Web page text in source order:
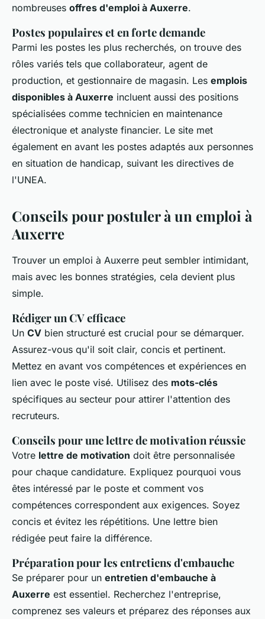
nombreuses offres d'emploi à Auxerre.
Postes populaires et en forte demande
Parmi les postes les plus recherchés, on trouve des
rôles variés tels que collaborateur, agent de
production, et gestionnaire de magasin. Les emplois
disponibles à Auxerre incluent aussi des positions
spécialisées comme technicien en maintenance
électronique et analyste financier. Le site met
également en avant les postes adaptés aux personnes
en situation de handicap, suivant les directives de
l'UNEA.
Conseils pour postuler à un emploi à
Auxerre
Trouver un emploi à Auxerre peut sembler intimidant,
mais avec les bonnes stratégies, cela devient plus
simple.
Rédiger un CV efficace
Un CV bien structuré est crucial pour se démarquer.
Assurez-vous qu'il soit clair, concis et pertinent.
Mettez en avant vos compétences et expériences en
lien avec le poste visé. Utilisez des mots-clés
spécifiques au secteur pour attirer l'attention des
recruteurs.
Conseils pour une lettre de motivation réussie
Votre lettre de motivation doit être personnalisée
pour chaque candidature. Expliquez pourquoi vous
êtes intéressé par le poste et comment vos
compétences correspondent aux exigences. Soyez
concis et évitez les répétitions. Une lettre bien
rédigée peut faire la différence.
Préparation pour les entretiens d'embauche
Se préparer pour un entretien d'embauche à
Auxerre est essentiel. Recherchez l'entreprise,
comprenez ses valeurs et préparez des réponses aux